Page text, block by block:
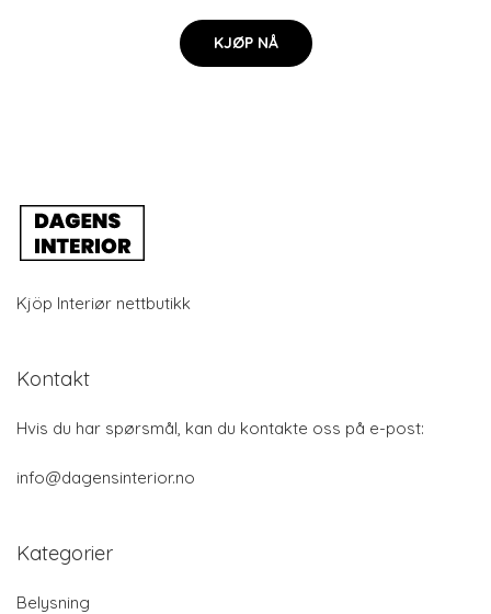
KJØP NÅ
Kjöp Interiør nettbutikk
Kontakt
Hvis du har spørsmål, kan du kontakte oss på e-post:
info@dagensinterior.no
Kategorier
Belysning